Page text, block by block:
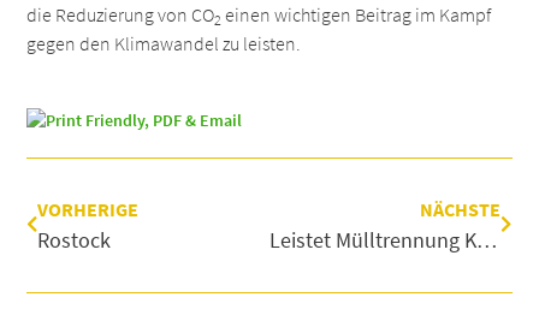
die Reduzierung von CO2 einen wichtigen Beitrag im Kampf
gegen den Klimawandel zu leisten.
VORHERIGE
Rostock
NÄCHSTE
Leistet Mülltrennung Klimaschutz?